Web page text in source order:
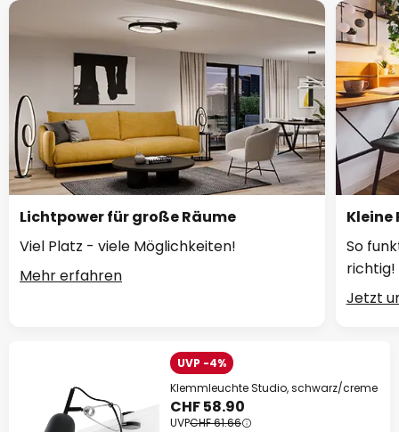
Lichtpower für große Räume
Viel Platz - viele Möglichkeiten!
Mehr erfahren
Kleine
So
richtig!
Jetzt
UVP -4%
Klemmleuchte Studio, schwarz/creme
CHF 58.90
UVPCHF 61.66